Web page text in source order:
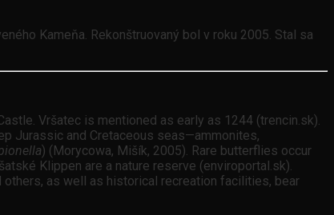
Kameňa. Rekonštruovaný bol v roku 2005. Stal sa
Vršatec is mentioned as early as 1244 (trencin.sk).
Jurassic and Cretaceous seas—ammonites,
) (Morycowa, Mišík, 2005). Rare butterflies occur
Klippen are a nature reserve (enviroportal.sk).
others, as well as historical recreation facilities, bear